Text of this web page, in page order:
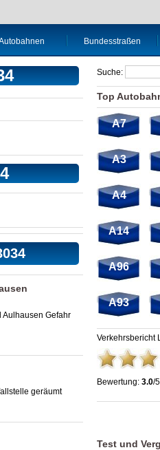
Bundesstraßen
Aulhausen Gefahr
geräumt
Suche:
Top
A7
A3
A4
A14
A96
A93
Verkehrsbericht
Bewertung: 3.0/
Stau L3034:
Test und